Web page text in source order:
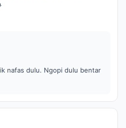
nafas dulu. Ngopi dulu bentar